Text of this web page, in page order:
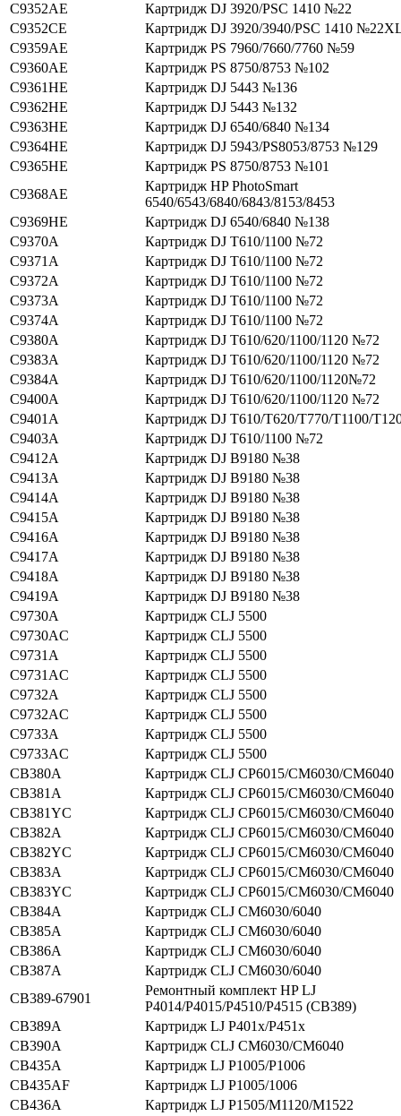
C9352AE
Картридж DJ 3920/PSC 1410 №22
C9352CE
Картридж DJ 3920/3940/PSC 1410
C9359AE
Картридж PS 7960/7660/7760 №59
C9360AE
Картридж PS 8750/8753 №102
C9361HE
Картридж DJ 5443 №136
C9362HE
Картридж DJ 5443 №132
C9363HE
Картридж DJ 6540/6840 №134
C9364HE
Картридж DJ 5943/PS8053/8753 №129
C9365HE
Картридж PS 8750/8753 №101
C9368AE
Картридж HP PhotoSmart
6540/6543/6840/6843/8153/8453
C9369HE
Картридж DJ 6540/6840 №138
C9370A
Картридж DJ T610/1100 №72
C9371A
Картридж DJ T610/1100 №72
C9372A
Картридж DJ T610/1100 №72
C9373A
Картридж DJ T610/1100 №72
C9374A
Картридж DJ T610/1100 №72
C9380A
Картридж DJ T610/620/1100/1120 №72
C9383A
Картридж DJ T610/620/1100/1120 №72
C9384A
Картридж DJ T610/620/1100/1120№72
C9400A
Картридж DJ T610/620/1100/1120 №72
C9401A
Картридж DJ T610/T620/T770/T1100/
C9403A
Картридж DJ T610/1100 №72
C9412A
Картридж DJ B9180 №38
C9413A
Картридж DJ B9180 №38
C9414A
Картридж DJ B9180 №38
C9415A
Картридж DJ B9180 №38
C9416A
Картридж DJ B9180 №38
C9417A
Картридж DJ B9180 №38
C9418A
Картридж DJ B9180 №38
C9419A
Картридж DJ B9180 №38
C9730A
Картридж CLJ 5500
C9730AC
Картридж CLJ 5500
C9731A
Картридж CLJ 5500
C9731AC
Картридж CLJ 5500
C9732A
Картридж CLJ 5500
C9732AC
Картридж CLJ 5500
C9733A
Картридж CLJ 5500
C9733AC
Картридж CLJ 5500
CB380A
Картридж CLJ CP6015/CM6030/CM6040
CB381A
Картридж CLJ CP6015/CM6030/CM6040
CB381YC
Картридж CLJ CP6015/CM6030/CM6040
CB382A
Картридж CLJ CP6015/CM6030/CM6040
CB382YC
Картридж CLJ CP6015/CM6030/CM6040
CB383A
Картридж CLJ CP6015/CM6030/CM6040
CB383YC
Картридж CLJ CP6015/CM6030/CM6040
CB384A
Картридж CLJ CM6030/6040
CB385A
Картридж CLJ CM6030/6040
CB386A
Картридж CLJ CM6030/6040
CB387A
Картридж CLJ CM6030/6040
CB389-67901
Ремонтный комплект HP LJ
P4014/P4015/P4510/P4515 (CB389)
CB389A
Картридж LJ P401x/P451x
CB390A
Картридж CLJ CM6030/CM6040
CB435A
Картридж LJ P1005/P1006
CB435AF
Картридж LJ P1005/1006
CB436A
Картридж LJ P1505/M1120/M1522